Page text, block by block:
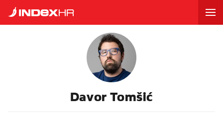
Davor Tomšić